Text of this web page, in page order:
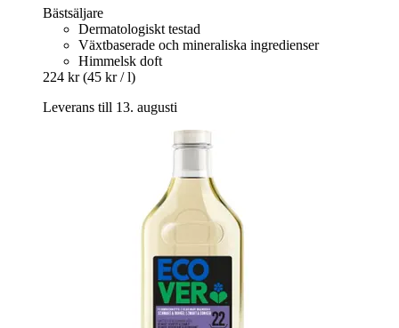
Bästsäljare
Dermatologiskt testad
Växtbaserade och mineraliska ingredienser
Himmelsk doft
224 kr (45 kr / l)
Leverans till 13. augusti